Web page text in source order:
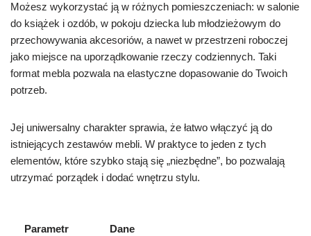
Możesz wykorzystać ją w różnych pomieszczeniach: w salonie
do książek i ozdób, w pokoju dziecka lub młodzieżowym do
przechowywania akcesoriów, a nawet w przestrzeni roboczej
jako miejsce na uporządkowanie rzeczy codziennych. Taki
format mebla pozwala na elastyczne dopasowanie do Twoich
potrzeb.
Jej uniwersalny charakter sprawia, że łatwo włączyć ją do
istniejących zestawów mebli. W praktyce to jeden z tych
elementów, które szybko stają się „niezbędne”, bo pozwalają
utrzymać porządek i dodać wnętrzu stylu.
Parametr Dane